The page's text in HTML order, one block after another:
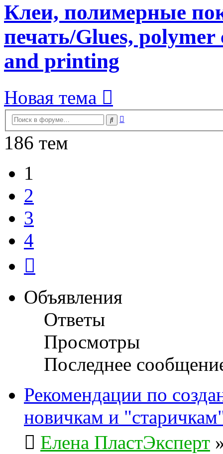
Клеи, полимерные
печать/Glues,
and printing
Новая тема
Поиск
186 тем
1
2
3
4
Объявления
Ответы
Просмотры
Последнее
Рекомендации по
новичкам и
Елена ПластЭксперт